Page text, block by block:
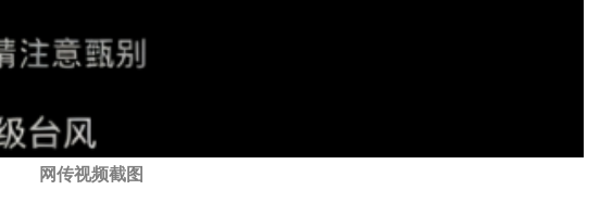
网传视频截图